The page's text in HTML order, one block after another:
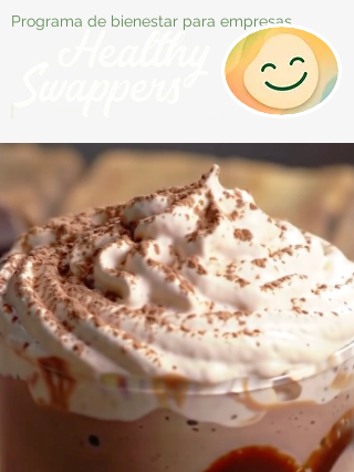
Programa de bienestar para empresas